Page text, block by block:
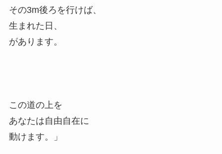
その3m後ろを行けば、
生まれた日、
があります。
この道の上を
あなたは自由自在に
動けます。」